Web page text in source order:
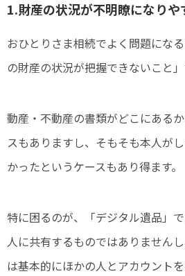
1.財産の状況が不明瞭になりや
おひとりさま相続でよく問題にな
の財産の状況が把握できないこと」
動産・不動産の書類がどこにある
スもありますし、そもそも本人が
かったというケースもあり得ます。
特に困るのが、「デジタル遺品」
人に共有するものではありません
は基本的にほかの人とアカウント